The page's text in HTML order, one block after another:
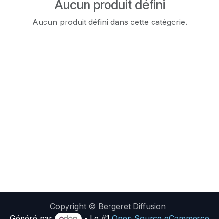
Aucun produit défini
Aucun produit défini dans cette catégorie.
Copyright © Bergeret Diffusion